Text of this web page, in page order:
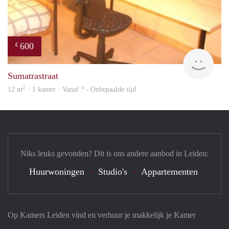
€ 600
Sumatrastraat
12 m2 · 1 kamer · Vanaf ? - Onbepaalde tijd
Op Kamers Leiden vind en verhuur je makkelijk je Kamer
Niks leuks gevonden? Dit is ons andere aanbod in Leiden:
Huurwoningen Studio's Appartementen